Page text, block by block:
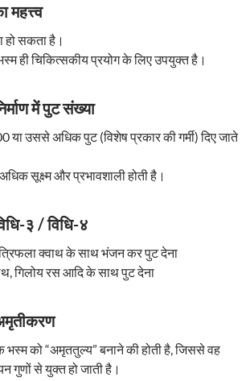
हो सकता है।
ही चिकित्सकीय प्रयोग के लिए उपयुक्त है।
में पुट संख्या
या उससे अधिक पुट (विशेष प्रकार की गर्मी) दिए जाते
सूक्ष्म और प्रभावशाली होती है।
३ / विधि-४
क्वाथ के साथ भंजन कर पुट देना
गिलोय रस आदि के साथ पुट देना
भस्म को “अमृततुल्य” बनाने की होती है, जिससे वह
गुणों से युक्त हो जाती है।